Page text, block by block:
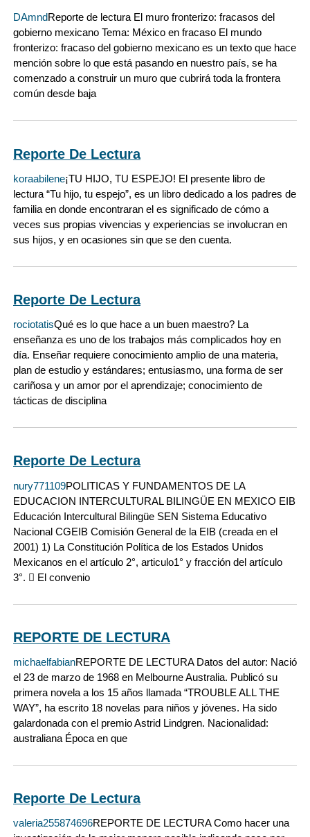
DAmnd Reporte de lectura El muro fronterizo: fracasos del
gobierno mexicano Tema: México en fracaso El mundo
fronterizo: fracaso del gobierno mexicano es un texto que hace
mención sobre lo que está pasando en nuestro país, se ha
comenzado a construir un muro que cubrirá toda la frontera
común desde baja
Reporte De Lectura
koraabilene¡TU HIJO, TU ESPEJO! El presente libro de
lectura “Tu hijo, tu espejo”, es un libro dedicado a los padres de
familia en donde encontraran el es significado de cómo a
veces sus propias vivencias y experiencias se involucran en
sus hijos, y en ocasiones sin que se den cuenta.
Reporte De Lectura
rociotatisQué es lo que hace a un buen maestro? La
enseñanza es uno de los trabajos más complicados hoy en
día. Enseñar requiere conocimiento amplio de una materia,
plan de estudio y estándares; entusiasmo, una forma de ser
cariñosa y un amor por el aprendizaje; conocimiento de
tácticas de disciplina
Reporte De Lectura
nury771109POLITICAS Y FUNDAMENTOS DE LA
EDUCACION INTERCULTURAL BILINGÜE EN MEXICO EIB
Educación Intercultural Bilingüe SEN Sistema Educativo
Nacional CGEIB Comisión General de la EIB (creada en el
2001) 1) La Constitución Política de los Estados Unidos
Mexicanos en el artículo 2°, articulo1° y fracción del artículo
3°.  El convenio
REPORTE DE LECTURA
michaelfabianREPORTE DE LECTURA Datos del autor: Nació
el 23 de marzo de 1968 en Melbourne Australia. Publicó su
primera novela a los 15 años llamada “TROUBLE ALL THE
WAY”, ha escrito 18 novelas para niños y jóvenes. Ha sido
galardonada con el premio Astrid Lindgren. Nacionalidad:
australiana Época en que
Reporte De Lectura
valeria255874696REPORTE DE LECTURA Como hacer una